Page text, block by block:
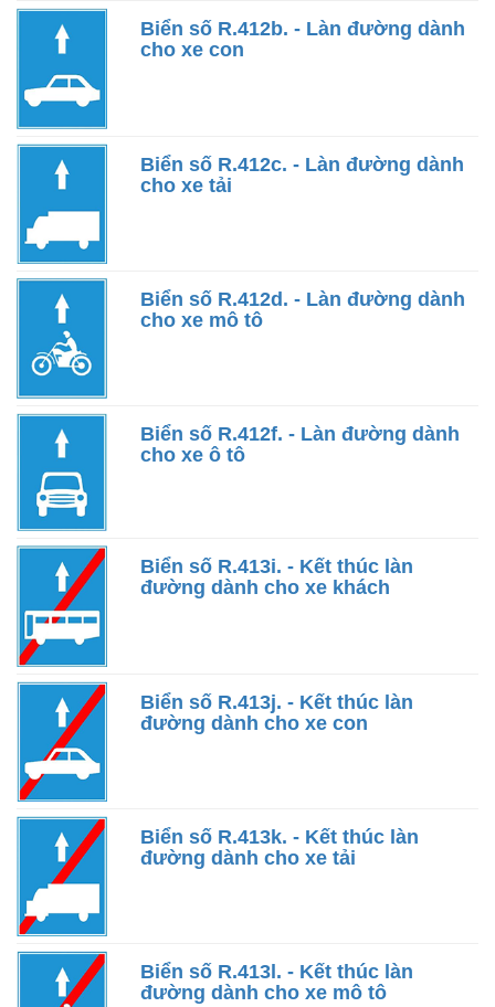
Biển số R.412b. - Làn đường dành
cho xe con
Biển số R.412c. - Làn đường dành
cho xe tải
Biển số R.412d. - Làn đường dành
cho xe mô tô
Biển số R.412f. - Làn đường dành
cho xe ô tô
Biển số R.413i. - Kết thúc làn
đường dành cho xe khách
Biển số R.413j. - Kết thúc làn
đường dành cho xe con
Biển số R.413k. - Kết thúc làn
đường dành cho xe tải
Biển số R.413l. - Kết thúc làn
đường dành cho xe mô tô